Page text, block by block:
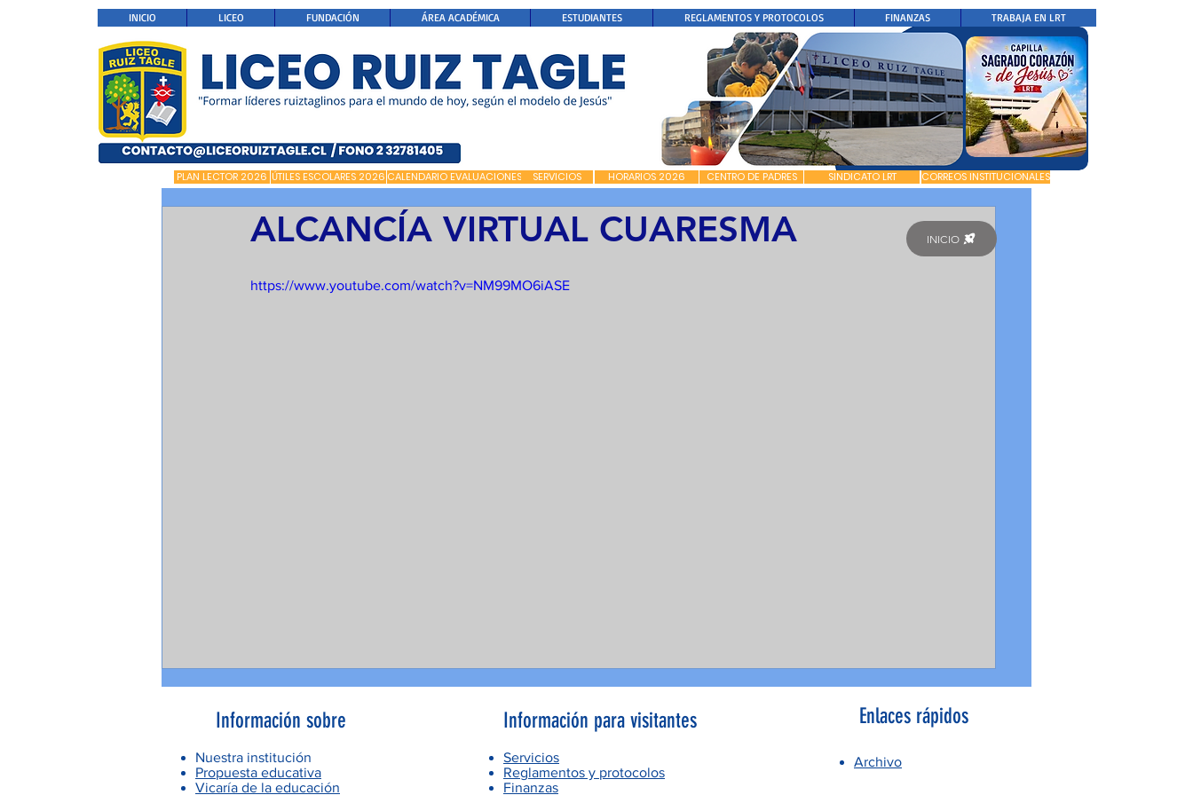
INICIO LICEO FUNDACIÓN ÁREA ACADÉMICA ESTUDIANTES REGLAMENTOS Y PROTOCOLOS FINANZAS TRABAJA EN LRT
PLAN LECTOR 2026 ÚTILES ESCOLARES 2026 CALENDARIO EVALUACIONES SERVICIOS HORARIOS 2026 CENTRO DE PADRES SINDICATO LRT CORREOS INSTITUCIONALES
ALCANCÍA VIRTUAL CUARESMA
https://www.youtube.com/watch?v=NM99MO6iASE
INICIO
Información sobre
Nuestra institución
Propuesta educativa
Vicaría de la educación
Información para visitantes
Servicios
Reglamentos y protocolos
Finanzas
Enlaces rápidos
Archivo